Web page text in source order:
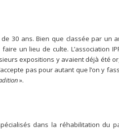
30 ans. Bien que classée par un
un lieu de culte. L’association
expositions y avaient déjà été
pas pour autant que l’on y
».
dans la réhabilitation du